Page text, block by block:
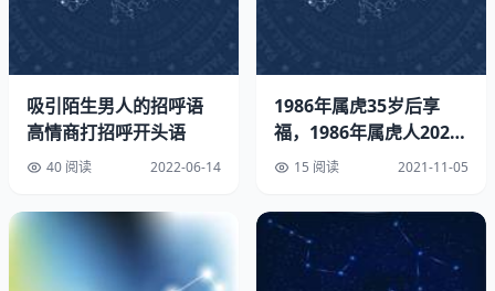
2021年12月26日五行穿衣指南
2021年12月26日 星期日
农历辛丑土年 十一月大 廿三日
庚子土(仲冬)月 戊申土虚成日
岁煞南 猴日冲(壬寅)虎
九星：七赤-咸池星(金)-凶神
吸引陌生男人的招呼语
高情商打招呼开头语
40 阅读 2022-06-14
1986年属虎35岁后享
福，1986年属虎人2022
年34岁
15 阅读 2021-11-05